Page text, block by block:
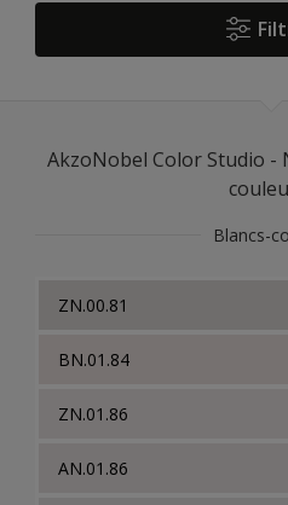
AkzoNobel Color Studio -
Blancs-
ZN.00.81
BN.01.84
ZN.01.86
AN.01.86